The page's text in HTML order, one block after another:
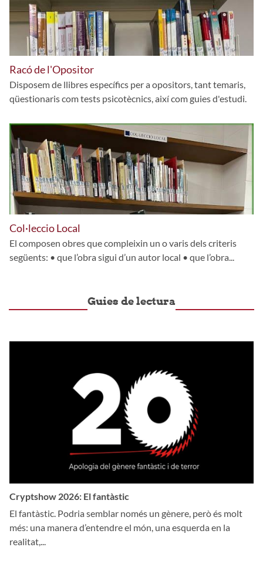
Racó de l'Opositor
Disposem de llibres específics per a opositors, tant temaris,
qüestionaris com tests psicotècnics, així com guies d'estudi.
Col·leccio Local
El composen obres que compleixin un o varis dels criteris
següents: • que l’obra sigui d’un autor local • que l’obra...
Guies de lectura
Cryptshow 2026: El fantàstic
El fantàstic. Podria semblar només un gènere, però és molt
més: una manera d’entendre el món, una esquerda en la
realitat,...